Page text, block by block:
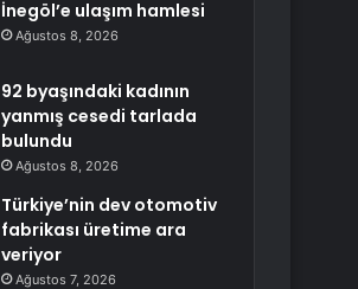
İnegöl’e ulaşım hamlesi
Ağustos 8, 2026
92 byaşındaki kadının
yanmış cesedi tarlada
bulundu
Ağustos 8, 2026
Türkiye’nin dev otomotiv
fabrikası üretime ara
veriyor
Ağustos 7, 2026